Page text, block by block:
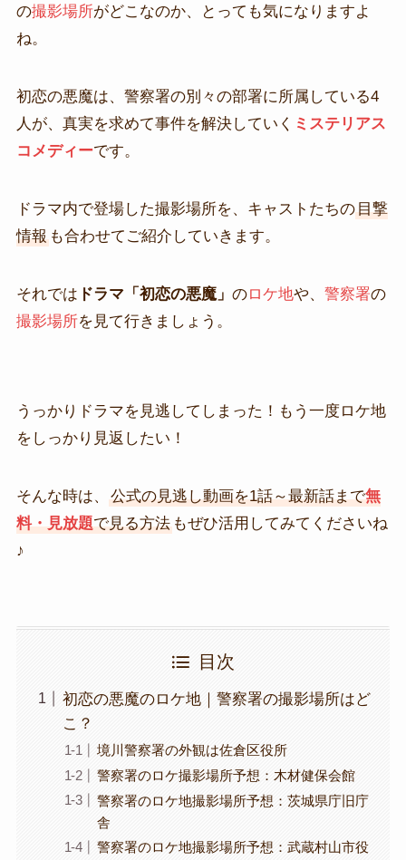
の撮影場所がどこなのか、とっても気になりますよ
ね。
初恋の悪魔は、警察署の別々の部署に所属している4
人が、真実を求めて事件を解決していく ミステリアス
コメディーです。
ドラマ内で登場した撮影場所を、キャストたちの目撃
情報も合わせてご紹介していきます。
それでは ドラマ「初恋の悪魔」 のロケ地や、 警察署の
撮影場所を見て行きましょう。
うっかりドラマを見逃してしまった！もう一度ロケ地
をしっかり見返したい！
そんな時は、 公式の見逃し動画を1話～最新話まで無
料・見放題で見る方法もぜひ活用してみてくださいね
♪
目次
初恋の悪魔のロケ地｜警察署の撮影場所はど
こ？
境川警察署の外観は佐倉区役所
警察署のロケ撮影場所予想：木材健保会館
警察署のロケ地撮影場所予想：茨城県庁旧庁
舎
警察署のロケ地撮影場所予想：武蔵村山市役